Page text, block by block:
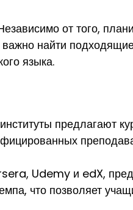
от того,
найти
языка.
предлагают
Udemy и edX,
что позволяет